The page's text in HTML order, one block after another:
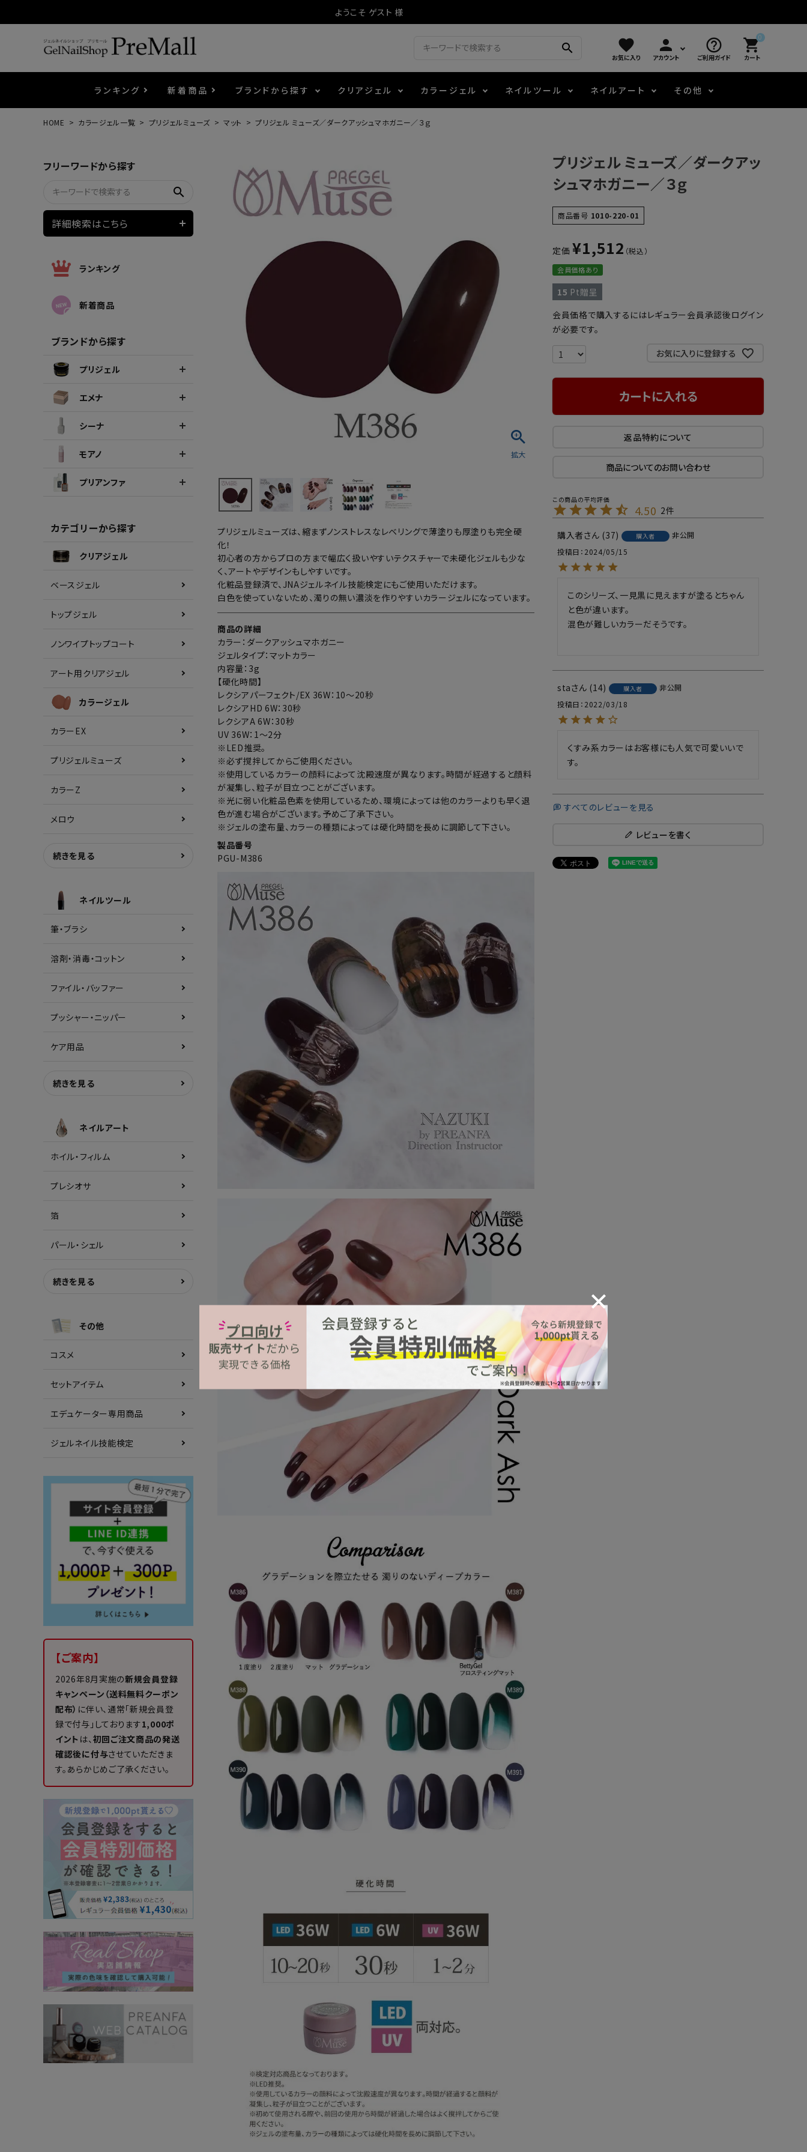
ようこそ ゲスト 様
search favorite
お気に入り
person
アカウント
help_outline
ご利用ガイド
0
shopping_cart
カート
ランキング 新着商品 ブランドから探す クリアジェル カラージェル
マグネティジェル アートインク
ウェービージェル 3Dクレイジェル ニュアンスジェル
ファージェル メタリックジェル エメナコラボジェル
ポリッシュ・マニキュア
ネイルツール
ピンセット・シザー・スパチュラ 容器・ポーチ
ネイルマシン LEDライト
ネイルアート
パウダー・フレーク その他
その他
HOME カラージェル一覧 プリジェルミューズ マット プリジェル ミューズ／ダークアッシュマホガニー／３ｇ
フリーワードから探す
search
詳細検索はこちら
ランキング
新着商品
ブランドから探す
プリジェル
エメナ
シーナ
モアノ
プリアンファ
カテゴリーから探す
クリアジェル
ベースジェル
トップジェル
ノンワイプトップコート
アート用クリアジェル
カラージェル
カラーEX
プリジェルミューズ
カラーZ
メロウ
続きを見る
ネイルツール
筆・ブラシ
溶剤・消毒・コットン
ファイル・バッファー
プッシャー・ニッパー
ケア用品
続きを見る
ネイルアート
ホイル・フィルム
プレシオサ
箔
パール・シェル
続きを見る
その他
コスメ
セットアイテム
エデュケーター専用商品
ジェルネイル技能検定
【ご案内】
2026年8月実施の新規会員登録
キャンペーン（送料無料クーポン
配布） に伴い、通常「新規会員登
録で付与」しております1,000ポ
イント は、初回ご注文商品の発送
確認後に付与させていただきま
す。あらかじめご了承ください。
プリジェルミューズは、縮まずノンストレスなレベリングで薄塗りも厚塗りも完全硬
化！
初心者の方からプロの方まで幅広く扱いやすいテクスチャーで未硬化ジェルも少な
く、アートやデザインもしやすいです。
化粧品登録済で、JNAジェルネイル技能検定にもご使用いただけます。
白色を使っていないため、濁りの無い濃淡を作りやすいカラージェルになっています。
商品の詳細
カラー：ダークアッシュマホガニー
ジェルタイプ：マットカラー
内容量：3g
【硬化時間】
レクシアパーフェクト/EX 36W：10～20秒
レクシアHD 6W：30秒
レクシアA 6W：30秒
UV 36W：1～2分
※LED推奨。
※必ず撹拌してからご使用ください。
※使用しているカラーの顔料によって沈殿速度が異なります。時間が経過すると顔料
が凝集し、粒子が目立つことがございます。
※光に弱い化粧品色素を使用しているため、環境によっては他のカラーよりも早く退
色が進む場合がございます。予めご了承下さい。
※ジェルの塗布量、カラーの種類によっては硬化時間を長めに調節して下さい。
製品番号
PGU-M386
プリジェル ミューズ／ダークアッ
シュマホガニー／３ｇ
商品番号 1010-220-01
定価 ¥1,512
会員価格あり
15 Pt贈呈
会員価格で購入するにはレギュラー会員承認後ログイン
が必要です。
お気に入りに登録する
カートに入れる
返品特約について
商品についてのお問い合わせ
4.50 2
購入者 37 購入者
非公開
投稿日
2024/05/15
このシリーズ、一見黒に見えますが塗るとちゃん
と色が違います。
混色が難しいカラーだそうです。
sta 14 購入者
非公開
投稿日
2022/03/18
くすみ系カラーはお客様にも人気で可愛いいで
す。
すべてのレビューを見る
レビューを書く